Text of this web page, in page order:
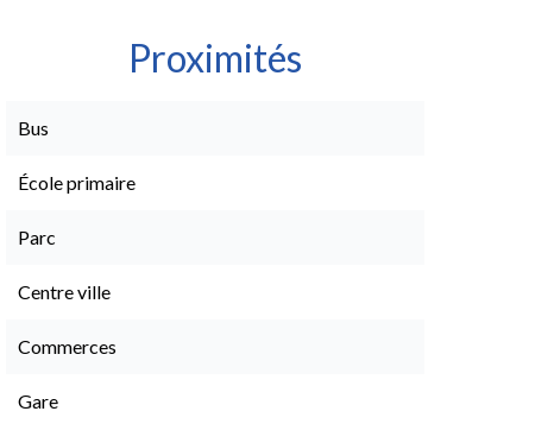
Proximités
Bus
École primaire
Parc
Centre ville
Commerces
Gare